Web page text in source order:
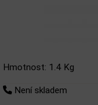
Hmotnost: 1.4 Kg
Není skladem